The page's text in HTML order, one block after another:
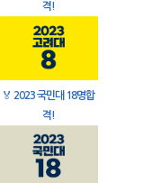
격!
🏅 2023 국민대 18명합
격!